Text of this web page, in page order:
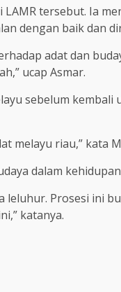
tersebut. Ia
dengan baik dan
adat dan
ucap Asmar.
sebelum kembali
melayu riau,” kata
dalam
leluhur. Prosesi ini
katanya.